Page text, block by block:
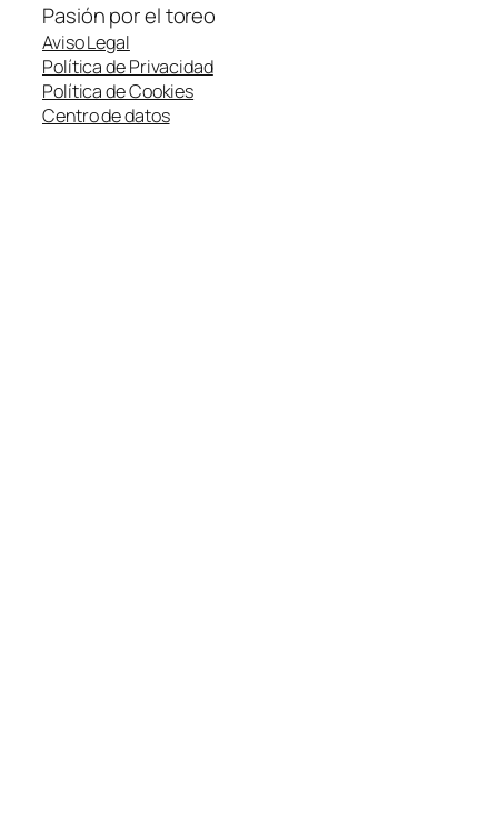
Pasión por el toreo
Aviso Legal
Política de Privacidad
Política de Cookies
Centro de datos